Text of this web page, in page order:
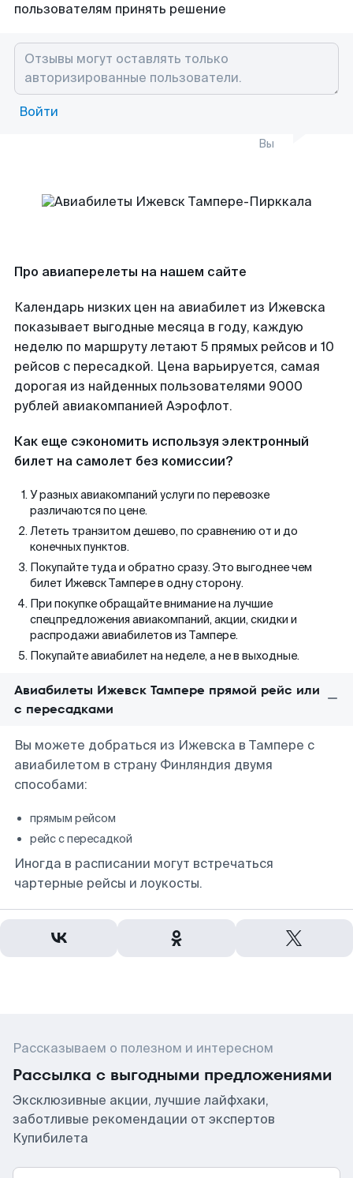
пользователям принять решение
Войти
Вы
Про авиаперелеты на нашем сайте
Календарь низких цен на авиабилет из Ижевска
показывает выгодные месяца в году, каждую
неделю по маршруту летают 5 прямых рейсов и 10
рейсов с пересадкой. Цена варьируется, самая
дорогая из найденных пользователями 9000
рублей авиакомпанией Аэрофлот.
Как еще сэкономить используя электронный
билет на самолет без комиссии?
У разных авиакомпаний услуги по перевозке
различаются по цене.
Лететь транзитом дешево, по сравнению от и до
конечных пунктов.
Покупайте туда и обратно сразу. Это выгоднее чем
билет Ижевск Тампере в одну сторону.
При покупке обращайте внимание на лучшие
спецпредложения авиакомпаний, акции, скидки и
распродажи авиабилетов из Тампере.
Покупайте авиабилет на неделе, а не в выходные.
Авиабилеты Ижевск Тампере прямой рейс или
с пересадками
Вы можете добраться из Ижевска в Тампере с
авиабилетом в страну Финляндия двумя
способами:
прямым рейсом
рейс с пересадкой
Иногда в расписании могут встречаться
чартерные рейсы и лоукосты.
Рассказываем о полезном и интересном
Рассылка с выгодными предложениями
Эксклюзивные акции, лучшие лайфхаки,
заботливые рекомендации от экспертов
Купибилета